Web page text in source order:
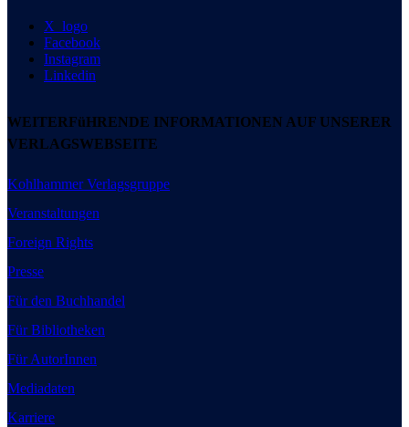
X_logo
Facebook
Instagram
Linkedin
WEITERFüHRENDE INFORMATIONEN AUF UNSERER
VERLAGSWEBSEITE
Kohlhammer Verlagsgruppe
Veranstaltungen
Foreign Rights
Presse
Für den Buchhandel
Für Bibliotheken
Für AutorInnen
Mediadaten
Karriere